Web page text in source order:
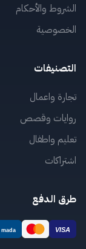
الشروط والأحكام
الخصوصية
التصنيفات
تجارة واعمال
روايات وقصص
تعليم واطفال
اشتراكات
طرق الدفع